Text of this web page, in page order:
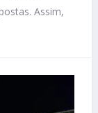
Assim,